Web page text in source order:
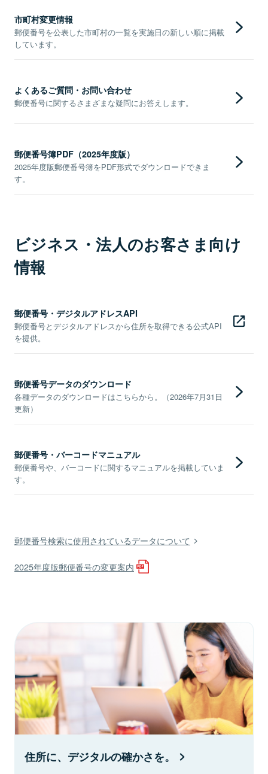
市町村変更情報
郵便番号を公表した市町村の一覧を実施日の新しい順に掲載
しています。
よくあるご質問・お問い合わせ
郵便番号に関するさまざまな疑問にお答えします。
郵便番号簿PDF（2025年度版）
2025年度版郵便番号簿をPDF形式でダウンロードできま
す。
ビジネス・法人のお客さま向け
情報
郵便番号・デジタルアドレスAPI
郵便番号とデジタルアドレスから住所を取得できる公式API
を提供。
郵便番号データのダウンロード
各種データのダウンロードはこちらから。（2026年7月31日
更新）
郵便番号・バーコードマニュアル
郵便番号や、バーコードに関するマニュアルを掲載していま
す。
郵便番号検索に使用されているデータについて
2025年度版郵便番号の変更案内
住所に、デジタルの確かさを。